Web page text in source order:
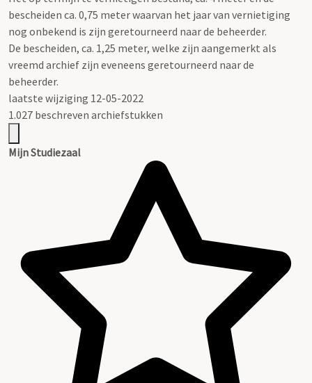
bescheiden ca. 0,75 meter waarvan het jaar van vernietiging
nog onbekend is zijn geretourneerd naar de beheerder.
De bescheiden, ca. 1,25 meter, welke zijn aangemerkt als
vreemd archief zijn eveneens geretourneerd naar de
beheerder.
laatste wijziging 12-05-2022
1.027 beschreven archiefstukken
Mijn Studiezaal